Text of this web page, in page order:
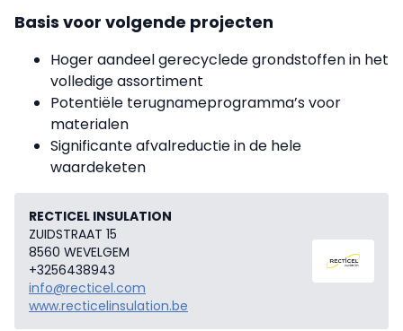
Basis voor volgende projecten
Hoger aandeel gerecyclede grondstoffen in het
volledige assortiment
Potentiële terugnameprogramma’s voor
materialen
Significante afvalreductie in de hele
waardeketen
RECTICEL INSULATION
ZUIDSTRAAT 15
8560 WEVELGEM
+3256438943
info@recticel.com
www.recticelinsulation.be